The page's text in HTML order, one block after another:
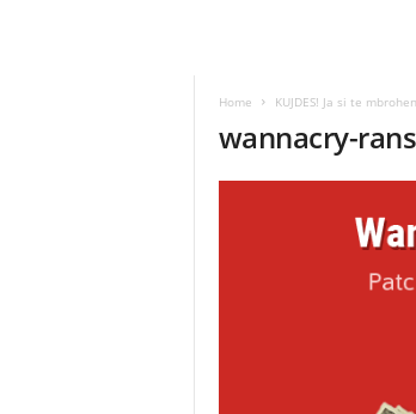
Home KUJDES! Ja si te
wannacry-